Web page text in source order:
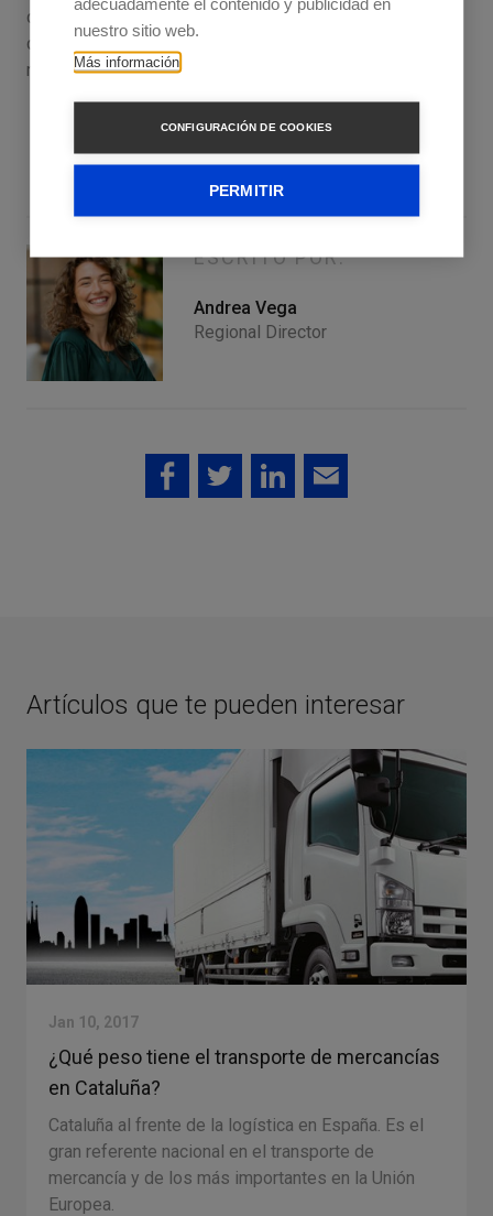
nuestro sitio web.
Más información
CONFIGURACIÓN DE COOKIES
PERMITIR
delante. Solo de esa forma se puede dar respuesta a las
demandas del mercado y obtener la imprescindible
rentabilidad.
ESCRITO POR:
Andrea Vega
Regional Director
Artículos que te pueden interesar
Jan 10, 2017
¿Qué peso tiene el transporte de mercancías
en Cataluña?
Cataluña al frente de la logística en España. Es el
gran referente nacional en el transporte de
mercancía y de los más importantes en la Unión
Europea.